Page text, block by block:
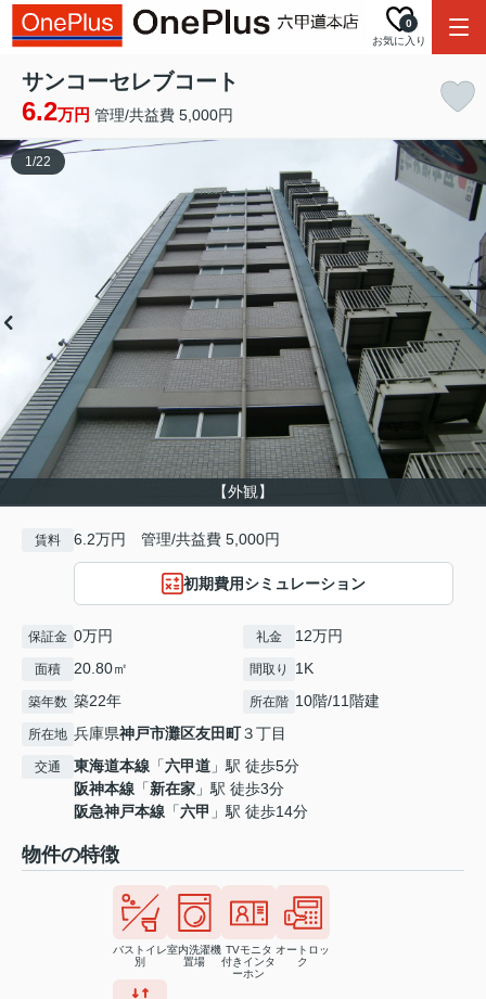
お気に入り
0
サンコーセレブコート
6.2万円 管理/共益費 5,000円
【外観】
1/22
賃料 6.2万円 管理/共益費 5,000円
初期費用シミュレーション
保証金 0万円 礼金 12万円
面積 20.80㎡ 間取り 1K
築年数 築22年 所在階 10階/11階建
所在地 兵庫県神戸市灘区友田町３丁目
交通 東海道本線 「六甲道 」駅 徒歩5分
阪神本線 「新在家 」駅 徒歩3分
阪急神戸本線 「六甲 」駅 徒歩14分
物件の特徴
バストイレ
別
室内洗濯機
置場
TVモニタ
付きインタ
ーホン
オートロッ
ク